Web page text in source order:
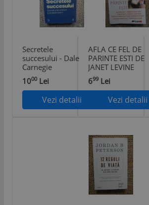
Secretele
succesului - Dale
Carnegie
1000 Lei
Vezi detalii
AFLA CE FEL DE
PARINTE ESTI DE
JANET LEVINE
699 Lei
Vezi detalii